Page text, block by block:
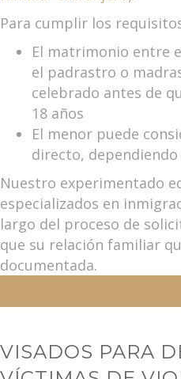
Para cumplir los
El matrimonio entre
el padrastro o
celebrado antes de
18 años
El menor puede
directo,
Nuestro experimentado
especializados en
largo del proceso de
que su relación familiar
documentada.
VISADOS PARA